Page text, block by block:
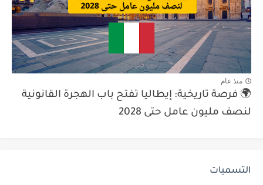
منذ عام
🌍 فرصة تاريخية: إيطاليا تفتح باب الهجرة القانونية
لنصف مليون عامل حتى 2028
التسميات